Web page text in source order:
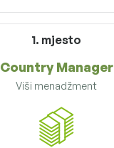
1. mjesto
Country Manager
Viši menadžment